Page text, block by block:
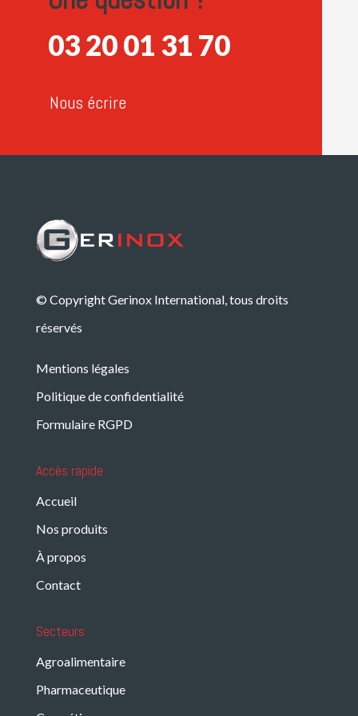
03 20 01 31 70
Nous écrire
© Copyright Gerinox International, tous droits
réservés
Mentions légales
Politique de confidentialité
Formulaire RGPD
Accès rapide
Accueil
Nos produits
À propos
Contact
Secteurs
Agroalimentaire
Pharmaceutique